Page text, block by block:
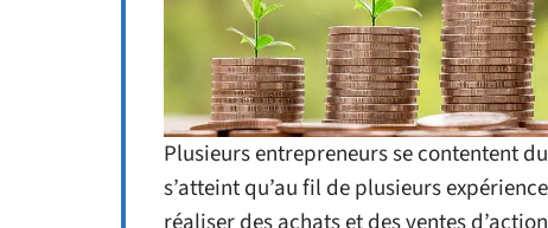
Plusieurs entrepreneurs se contentent
s’atteint qu’au fil de plusieurs